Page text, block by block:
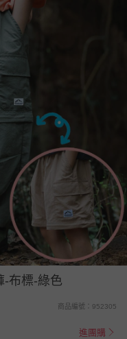
-布標-綠色
商品編號：952305
進團購